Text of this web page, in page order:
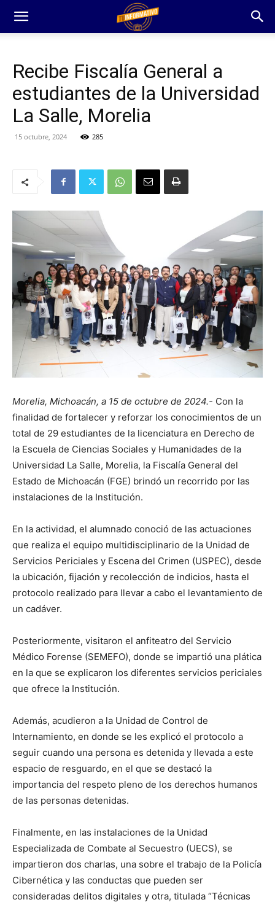
Recibe Fiscalía General a
estudiantes de la Universidad
La Salle, Morelia
15 octubre, 2024 285
Morelia, Michoacán, a 15 de octubre de 2024.- Con la
finalidad de fortalecer y reforzar los conocimientos de un
total de 29 estudiantes de la licenciatura en Derecho de
la Escuela de Ciencias Sociales y Humanidades de la
Universidad La Salle, Morelia, la Fiscalía General del
Estado de Michoacán (FGE) brindó un recorrido por las
instalaciones de la Institución.
En la actividad, el alumnado conoció de las actuaciones
que realiza el equipo multidisciplinario de la Unidad de
Servicios Periciales y Escena del Crimen (USPEC), desde
la ubicación, fijación y recolección de indicios, hasta el
protocolo realizado para llevar a cabo el levantamiento de
un cadáver.
Posteriormente, visitaron el anfiteatro del Servicio
Médico Forense (SEMEFO), donde se impartió una plática
en la que se explicaron los diferentes servicios periciales
que ofrece la Institución.
Además, acudieron a la Unidad de Control de
Internamiento, en donde se les explicó el protocolo a
seguir cuando una persona es detenida y llevada a este
espacio de resguardo, en el que se destacó la
importancia del respeto pleno de los derechos humanos
de las personas detenidas.
Finalmente, en las instalaciones de la Unidad
Especializada de Combate al Secuestro (UECS), se
impartieron dos charlas, una sobre el trabajo de la Policía
Cibernética y las conductas que pueden ser
consideradas delitos digitales y otra, titulada “Técnicas